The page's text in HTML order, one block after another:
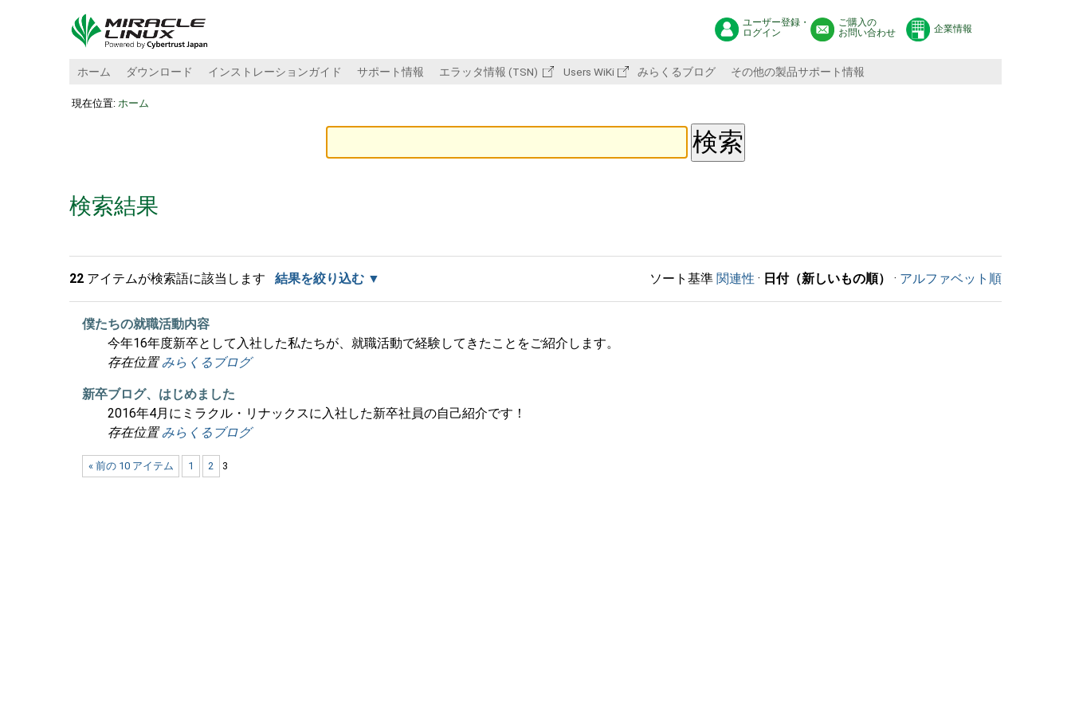
ユーザー登録・
ログイン
ご購入の
お問い合わせ
企業情報
ホーム ダウンロード インストレーションガイド サポート情報 エラッタ情報 (TSN) Users WiKi みらくるブログ その他の製品サポート情報
現在位置: ホーム
検索結果
22 アイテムが検索語に該当します 結果を絞り込む ソート基準 関連性 · 日付（新しいもの順） · アルファベット順
僕たちの就職活動内容
今年16年度新卒として入社した私たちが、就職活動で経験してきたことをご紹介します。
存在位置 みらくるブログ
新卒ブログ、はじめました
2016年4月にミラクル・リナックスに入社した新卒社員の自己紹介です！
存在位置 みらくるブログ
« 前の 10 アイテム 1 2 3